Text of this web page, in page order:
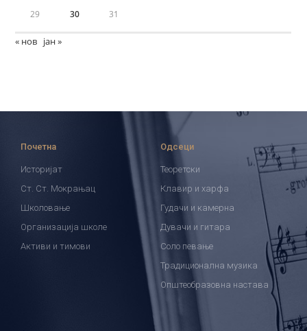
29 30 31
« нов јан »
Почетна
Историјат
Ст. Ст. Мокрањац
Школовање
Организација школе
Активи и тимови
Одсеци
Теоретски
Клавир и харфа
Гудачи и камерна
Дувачи и гитара
Соло певање
Традиционална музика
Општеобразовна настава